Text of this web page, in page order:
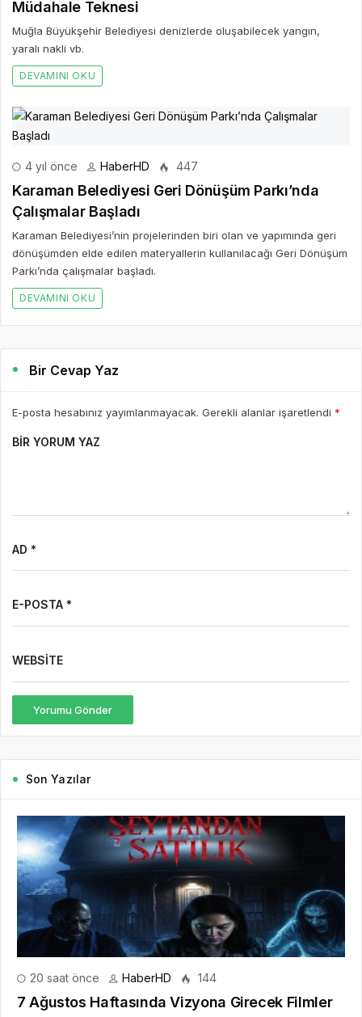
Müdahale Teknesi
Muğla Büyükşehir Belediyesi denizlerde oluşabilecek yangın,
yaralı nakli vb.
DEVAMINI OKU
4 yıl önce HaberHD 447
Karaman Belediyesi Geri Dönüşüm Parkı’nda
Çalışmalar Başladı
Karaman Belediyesi’nin projelerinden biri olan ve yapımında geri
dönüşümden elde edilen materyallerin kullanılacağı Geri Dönüşüm
Parkı’nda çalışmalar başladı.
DEVAMINI OKU
Bir Cevap Yaz
E-posta hesabınız yayımlanmayacak. Gerekli alanlar işaretlendi *
BIR YORUM YAZ
AD *
E-POSTA *
WEBSITE
Yorumu Gönder
Son Yazılar
20 saat önce HaberHD 144
7 Ağustos Haftasında Vizyona Girecek Filmler